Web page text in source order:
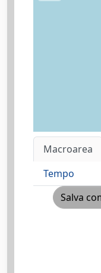
Macroarea
Tempo
Salva